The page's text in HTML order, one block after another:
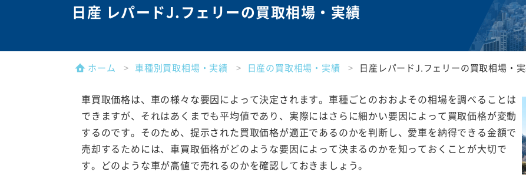
日産 レパードJ.フェリーの買取相場・実績
ホーム 車種別買取相場・実績 日産の買取相場・実績 日産レパードJ.フェリーの買取相場・
車買取価格は、車の様々な要因によって決定されます。車種ごとのおおよその相場を調べることは
できますが、それはあくまでも平均値であり、実際にはさらに細かい要因によって買取価格が変動
するのです。そのため、提示された買取価格が適正であるのかを判断し、愛車を納得できる金額で
売却するためには、車買取価格がどのような要因によって決まるのかを知っておくことが大切で
す。どのような車が高値で売れるのかを確認しておきましょう。